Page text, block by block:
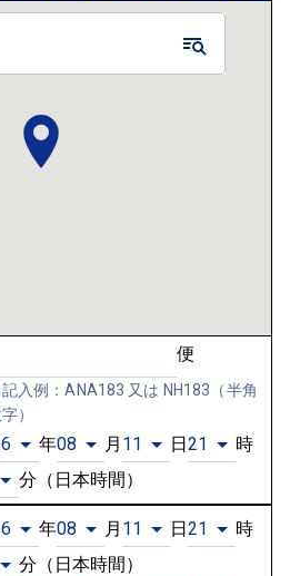
便
入例：ANA183 又は NH183（半角
）
年 月 日
時
分 （日本時間）
年 月 日
時
分 （日本時間）